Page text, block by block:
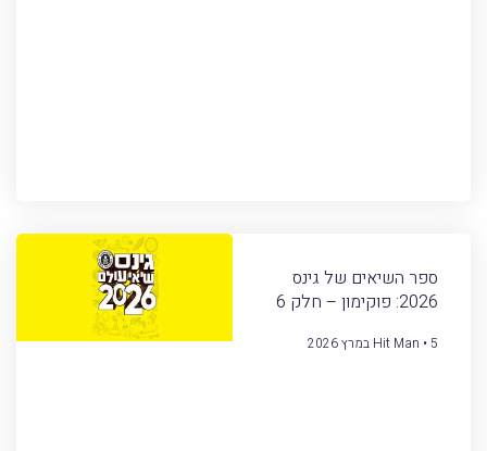
ספר השיאים של גינס
2026: פוקימון – חלק 6
Hit Man 5 במרץ 2026